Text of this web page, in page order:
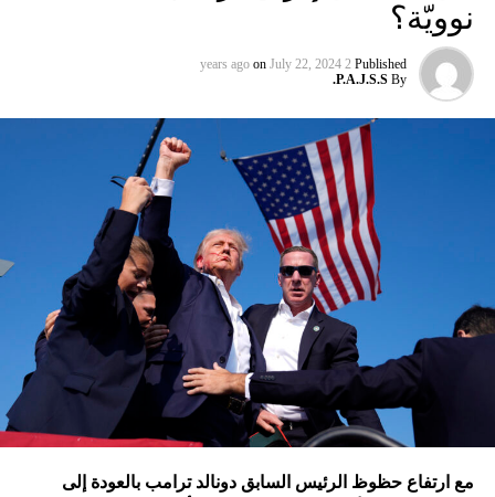
بصاروخ أدخله للمرّة الأولى إلى ترسانة الاستخدام؟ هل الذروة
الجديدة للحرب هي قصف الحوثيين تل أبيب بمسيّرة قتلت مدنياً،
ثمّ قصف إسرائيل مستودعات النفط في الحديدة، وهو أمر لم
تقُم بمثله غارات التحالف الدولي؟ أم هي تدمير الطائرات
الإسرائيلية للمرّة الأولى مستودعاً لصواريخ الحزب في عمق
الجنوب في عدلون في قضاء الزهراني؟
ترامب الذي أكّد أنّه سينهي الحروب
التي اندلعت في عهد بايدن، قد
يضغط على إسرائيل لوقف الحرب
في غزة
إدارة بايدن ونهاية منظومة.. وانتقام نتنياهو
فتح باباً كبيراً على تحوّلات جذرية في السياسة الأميركية وتعاطي
نوويّة؟
Published
2 years ago
on July 22, 2024
By
P.A.J.S.S.
مع ارتفاع حظوظ الرئيس السابق دونالد ترامب بالعودة إلى